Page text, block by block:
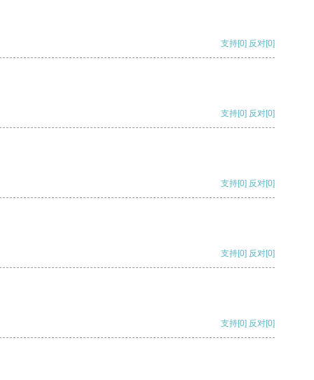
支持[0] 反对[0]
支持[0] 反对[0]
支持[0] 反对[0]
支持[0] 反对[0]
支持[0] 反对[0]